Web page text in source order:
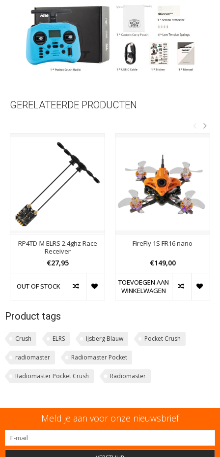
GERELATEERDE PRODUCTEN
RP4TD-M ELRS 2.4ghz Race
Receiver
€27,95
OUT OF STOCK
FireFly 1S FR16 nano
€149,00
TOEVOEGEN AAN
WINKELWAGEN
Product tags
Crush ELRS Ijsberg Blauw Pocket Crush
radiomaster Radiomaster Pocket
Radiomaster Pocket Crush Radiomaster
Meld je aan voor onze nieuwsbrief